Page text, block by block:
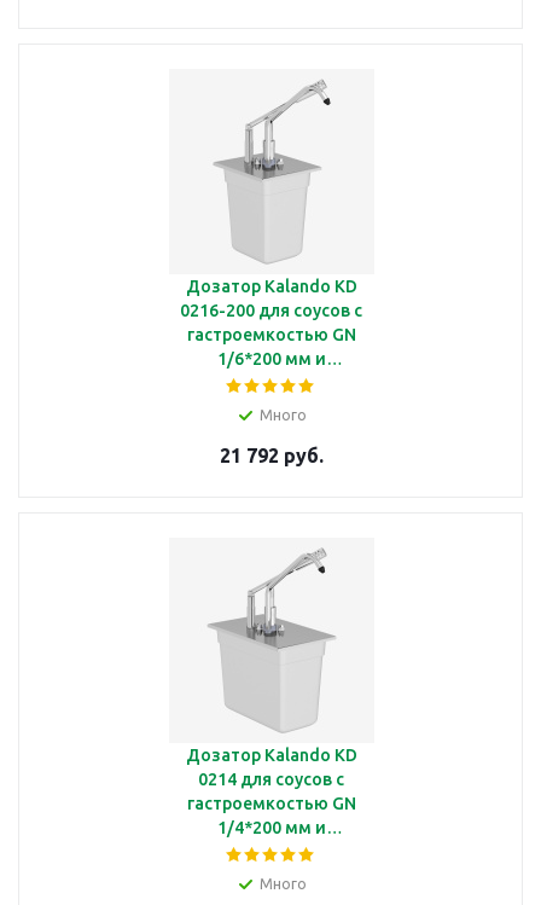
Дозатор Kalando KD
0216-200 для соусов с
гастроемкостью GN
1/6*200 мм и
дозированием рычагом
Много
21 792 руб.
Дозатор Kalando KD
0214 для соусов с
гастроемкостью GN
1/4*200 мм и
дозированием рычагом
Много